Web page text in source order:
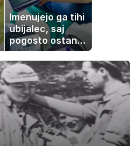
Imenujejo ga tihi
ubijalec, saj
pogosto ostane
neopažen:
nenavadni
simptomi
visokega
holesterola